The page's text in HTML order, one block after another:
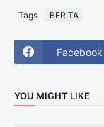
Tags BERITA
Facebook
YOU MIGHT LIKE